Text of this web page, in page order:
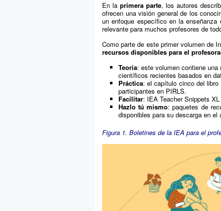
En la primera parte, los autores
ofrecen una visión general de los
un enfoque específico en la
relevante para muchos profesores de
Como parte de este primer volumen de
recursos disponibles para el
Teoría: este volumen contiene
científicos recientes basados en
Práctica: el capítulo cinco del
participantes en PIRLS.
Facilitar: IEA Teacher Snippets
Hazlo tú mismo: paquetes de
disponibles para su descarga en el
Figura 1. Boletines de la IEA para el